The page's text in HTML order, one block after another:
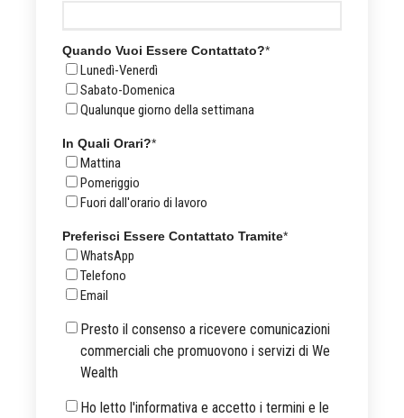
Quando Vuoi Essere Contattato?*
Lunedì-Venerdì
Sabato-Domenica
Qualunque giorno della settimana
In Quali Orari?*
Mattina
Pomeriggio
Fuori dall'orario di lavoro
Preferisci Essere Contattato Tramite*
WhatsApp
Telefono
Email
Presto il consenso a ricevere comunicazioni
commerciali che promuovono i servizi di We
Wealth
Ho letto l'informativa e accetto i termini e le